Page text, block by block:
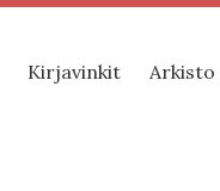
Kirjavinkit Arkisto